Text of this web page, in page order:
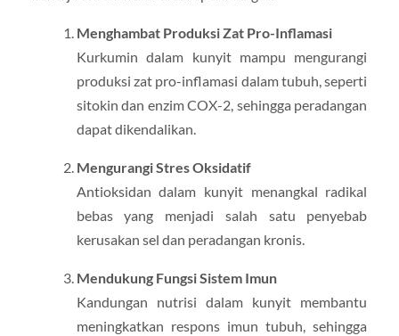
Menghambat Produksi Zat Pro-Inflamasi
Kurkumin dalam kunyit mampu mengurangi
produksi zat pro-inflamasi dalam tubuh, seperti
sitokin dan enzim COX-2, sehingga peradangan
dapat dikendalikan.
Mengurangi Stres Oksidatif
Antioksidan dalam kunyit menangkal radikal
bebas yang menjadi salah satu penyebab
kerusakan sel dan peradangan kronis.
Mendukung Fungsi Sistem Imun
Kandungan nutrisi dalam kunyit membantu
meningkatkan respons imun tubuh, sehingga